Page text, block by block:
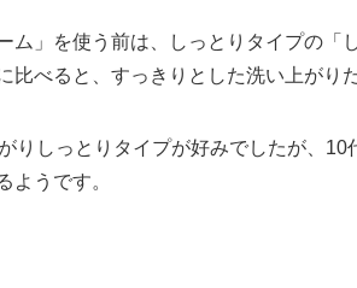
ム」を使う前は、しっとりタイプの「
比べると、すっきりとした洗い上がり
りしっとりタイプが好みでしたが、10
ようです。